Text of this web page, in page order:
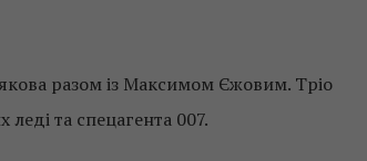
разом із Максимом Єжовим. Тріо
та спецагента 007.